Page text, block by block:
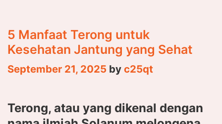
5 Manfaat Terong untuk
Kesehatan Jantung yang Sehat
September 21, 2025 by c25qt
Terong, atau yang dikenal dengan